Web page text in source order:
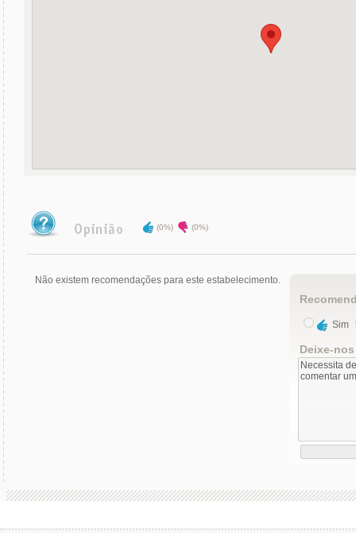
(0%) (0%)
Não existem recomendações para este estabelecimento.
Sim
Deixe-